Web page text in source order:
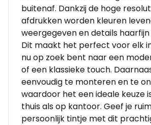
buitenaf. Dankzij de hoge
afdrukken worden kleuren
weergegeven en details
Dit maakt het perfect voor elk
nu op zoek bent naar een
of een klassieke touch.
eenvoudig te monteren en te
waardoor het een ideale keuze
thuis als op kantoor. Geef je
persoonlijk tintje met dit